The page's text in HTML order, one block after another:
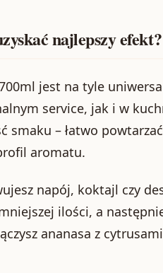
najlepszy efekt?
jest na tyle
service, jak i w
smaku – łatwo
aromatu.
napój, koktajl czy
ilości, a
ananasa z